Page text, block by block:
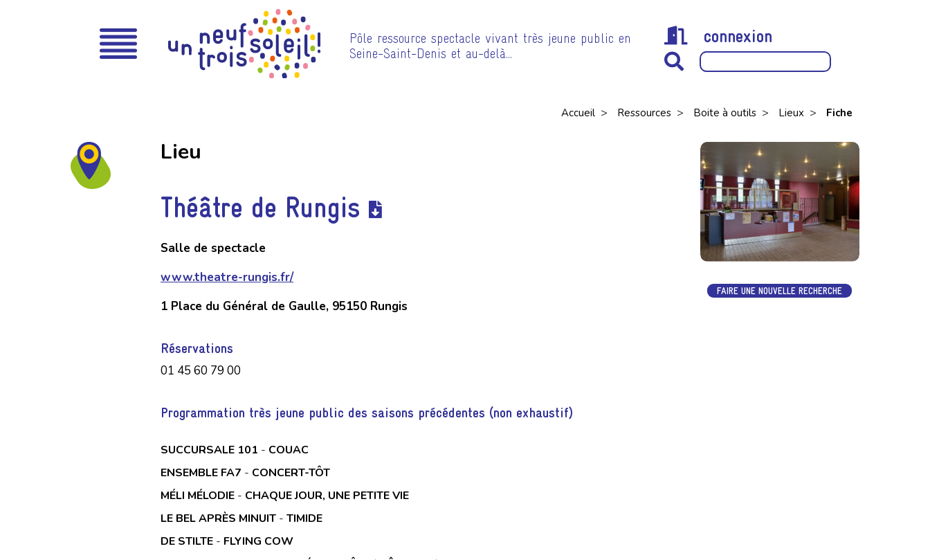
Pôle ressource spectacle vivant très jeune public en
Seine-Saint-Denis et au-delà…
connexion
Accueil > Ressources > Boite à outils > Lieux > Fiche
Lieu
Théâtre de Rungis
Salle de spectacle
www.theatre-rungis.fr/
1 Place du Général de Gaulle, 95150 Rungis
Réservations
01 45 60 79 00
Programmation très jeune public des saisons précédentes (non exhaustif)
SUCCURSALE 101 - COUAC
ENSEMBLE FA7 - CONCERT-TÔT
MÉLI MÉLODIE - CHAQUE JOUR, UNE PETITE VIE
LE BEL APRÈS MINUIT - TIMIDE
DE STILTE - FLYING COW
FAIRE UNE NOUVELLE RECHERCHE